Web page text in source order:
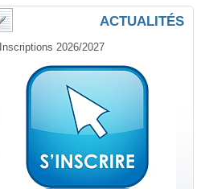
ACTUALITÉS
Inscriptions 2026/2027